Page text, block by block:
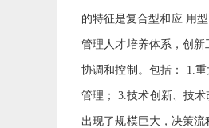
的特征是复合型和应 用
管理人才培养体系，创新
协调和控制。包括： 1.
管理； 3.技术创新、技
出现了规模巨大，决策